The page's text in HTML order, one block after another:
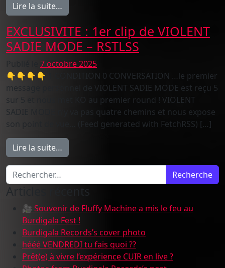
Lire la suite…
EXCLUSIVITE : 1er clip de VIOLENT
SADIE MODE – RSTLSS
Publié le 7 octobre 2025
👇👇👇👇 1 CONDITION 0 CONVERSATION …le premier
message personnel de VIOLENT SADIE MODE est reçu 5
sur 5 et nous met KO au premier round ! VIOLENT
SADIE MODE n’y va pas quatre chemins et nous expose
son point de vue… (Feed generated with FetchRSS) […]
Lire la suite…
Recherche pour :
Articles récents
🎥 Souvenir de Fluffy Machine a mis le feu au
Burdigala Fest !
Burdigala Records’s cover photo
hééé VENDREDI tu fais quoi ??
Prêt(e) à vivre l’expérience CUIR en live ?